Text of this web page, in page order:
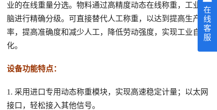
业的在线重量分选。物料通过高精度动态在线称重，工业电
脑进行精确分级。可直接替代人工称重，以达到提高生产效
率，提高准确度和减少人工，降低劳动强度，实现工业自动
化。
设备功能特点：
1. 采用进口专用动态称重模块，实现高速稳定计量；以太网
接口，轻松接入其他信号。
在
线
客
服